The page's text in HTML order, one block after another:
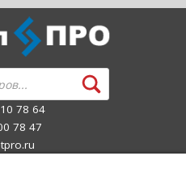
78 64
78 47